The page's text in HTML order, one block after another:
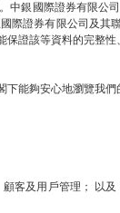
銀國際證券有限
證券有限公司及
證該等資料的完整
能夠安心地瀏覽我
客及用戶管理； 以